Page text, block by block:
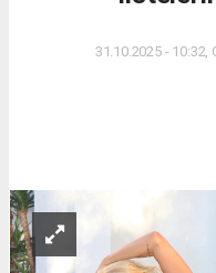
31.10.2025 - 10:32,